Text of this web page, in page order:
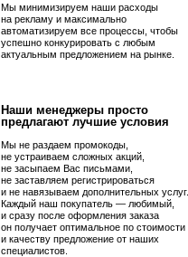
Мы минимизируем наши расходы
на рекламу и максимально
автоматизируем все процессы, чтобы
успешно конкурировать с любым
актуальным предложением на рынке.
Наши менеджеры просто
предлагают лучшие условия
Мы не раздаем промокоды,
не устраиваем сложных акций,
не засыпаем Вас письмами,
не заставляем регистрироваться
и не навязываем дополнительных услуг.
Каждый наш покупатель — любимый,
и сразу после оформления заказа
он получает оптимальное по стоимости
и качеству предложение от наших
специалистов.